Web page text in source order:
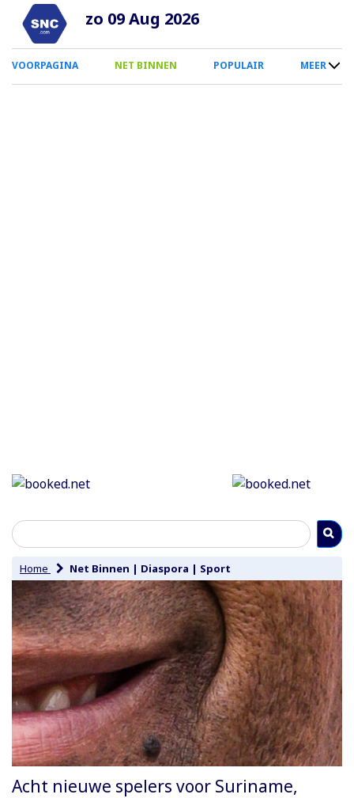
Overslaan
naar
inhoud
zo 09 Aug 2026
0
Smartphone
VOORPAGINA NET BINNEN POPULAIR MEER
Home Net Binnen | Diaspora | Sport
Acht nieuwe spelers voor Suriname,